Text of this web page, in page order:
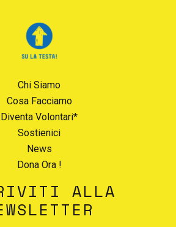
Chi Siamo
Cosa Facciamo
Diventa Volontari*
Sostienici
News
Dona Ora !
ALLA